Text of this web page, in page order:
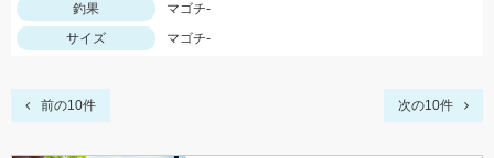
釣果
マゴチ-
サイズ
マゴチ-
前の10件 次の10件